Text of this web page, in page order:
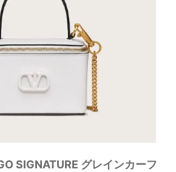
SIGNATURE グレインカーフ